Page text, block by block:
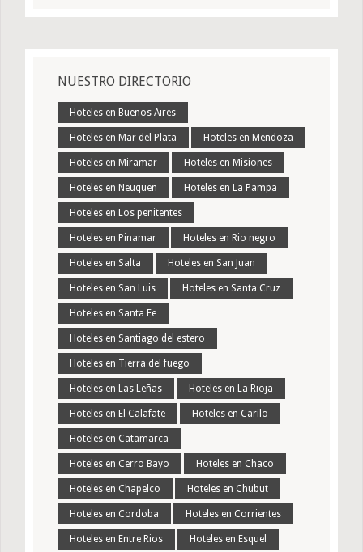
NUESTRO DIRECTORIO
Hoteles en Buenos Aires
Hoteles en Mar del Plata Hoteles en Mendoza
Hoteles en Miramar Hoteles en Misiones
Hoteles en Neuquen Hoteles en La Pampa
Hoteles en Los penitentes
Hoteles en Pinamar Hoteles en Rio negro
Hoteles en Salta Hoteles en San Juan
Hoteles en San Luis Hoteles en Santa Cruz
Hoteles en Santa Fe
Hoteles en Santiago del estero
Hoteles en Tierra del fuego
Hoteles en Las Leñas Hoteles en La Rioja
Hoteles en El Calafate Hoteles en Carilo
Hoteles en Catamarca
Hoteles en Cerro Bayo Hoteles en Chaco
Hoteles en Chapelco Hoteles en Chubut
Hoteles en Cordoba Hoteles en Corrientes
Hoteles en Entre Rios Hoteles en Esquel